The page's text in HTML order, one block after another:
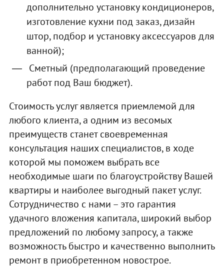
дополнительно установку кондиционеров,
изготовление кухни под заказ, дизайн
штор, подбор и установку аксессуаров для
ванной);
Сметный (предполагающий проведение
работ под Ваш бюджет).
Стоимость услуг является приемлемой для
любого клиента, а одним из весомых
преимуществ станет своевременная
консультация наших специалистов, в ходе
которой мы поможем выбрать все
необходимые шаги по благоустройству Вашей
квартиры и наиболее выгодный пакет услуг.
Сотрудничество с нами – это гарантия
удачного вложения капитала, широкий выбор
предложений по любому запросу, а также
возможность быстро и качественно выполнить
ремонт в приобретенном новострое.